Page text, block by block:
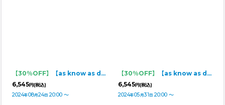
【30％OFF】
【as know as de wan】Ｎ☆ＮＥＷＹＯＲＫロンＴ
6,545円(税込)
2024年08月24日 20:00 ～
【30％OFF】
【as know as de wan】 ＮオーシャンパイルＳＰＴ
6,545円(税込)
2024年05 月31 日 20:00 ～